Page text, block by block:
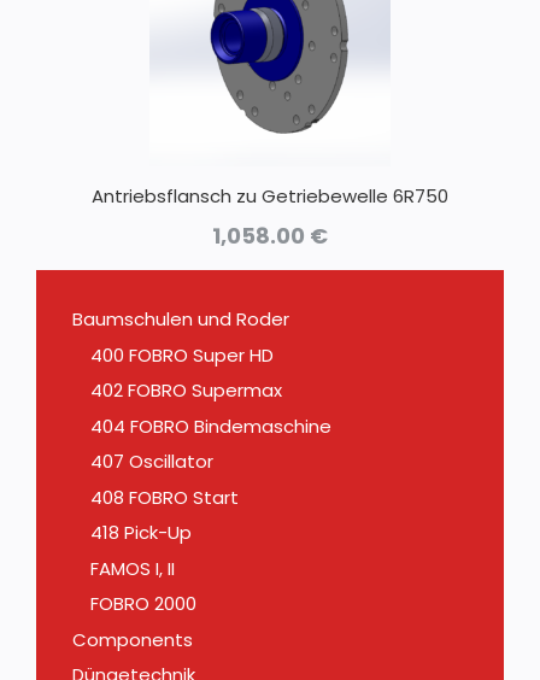
Antriebsflansch zu Getriebewelle 6R750
1,058.00 €
Baumschulen und Roder
400 FOBRO Super HD
402 FOBRO Supermax
404 FOBRO Bindemaschine
407 Oscillator
408 FOBRO Start
418 Pick-Up
FAMOS I, II
FOBRO 2000
Components
Düngetechnik